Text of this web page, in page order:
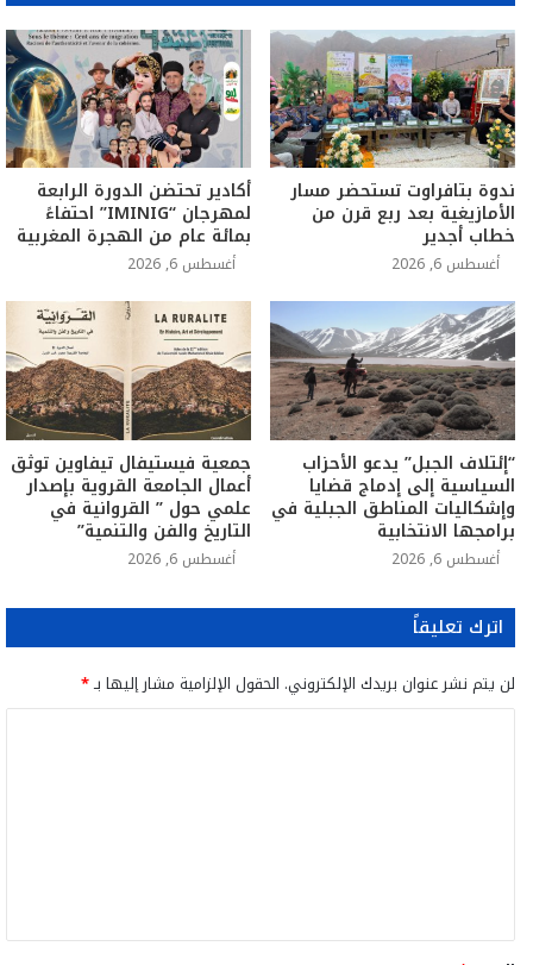
ندوة بتافراوت تستحضر مسار
الأمازيغية بعد ربع قرن من
خطاب أجدير
أغسطس 6, 2026
أكادير تحتضن الدورة الرابعة
لمهرجان “IMINIG” احتفاءً
بمائة عام من الهجرة المغربية
أغسطس 6, 2026
“إئتلاف الجبل” يدعو الأحزاب
السياسية إلى إدماج قضايا
وإشكاليات المناطق الجبلية في
برامجها الانتخابية
أغسطس 6, 2026
جمعية فيستيفال تيفاوين توثق
أعمال الجامعة القروية بإصدار
علمي حول ” القروانية في
التاريخ والفن والتنمية”
أغسطس 6, 2026
اترك تعليقاً
لن يتم نشر عنوان بريدك الإلكتروني. الحقول الإلزامية مشار إليها بـ*
ق